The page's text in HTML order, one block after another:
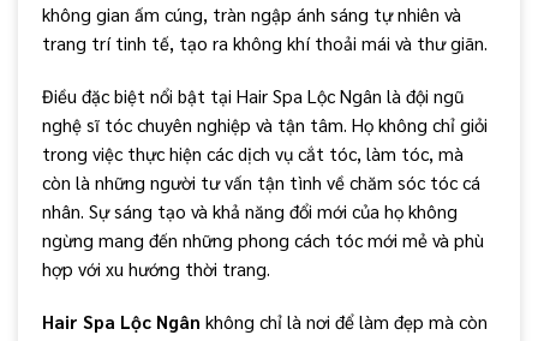
không gian ấm cúng, tràn ngập ánh sáng tự nhiên và
trang trí tinh tế, tạo ra không khí thoải mái và thư giãn.
Điều đặc biệt nổi bật tại Hair Spa Lộc Ngân là đội ngũ
nghệ sĩ tóc chuyên nghiệp và tận tâm. Họ không chỉ giỏi
trong việc thực hiện các dịch vụ cắt tóc, làm tóc, mà
còn là những người tư vấn tận tình về chăm sóc tóc cá
nhân. Sự sáng tạo và khả năng đổi mới của họ không
ngừng mang đến những phong cách tóc mới mẻ và phù
hợp với xu hướng thời trang.
Hair Spa Lộc Ngân không chỉ là nơi để làm đẹp mà còn